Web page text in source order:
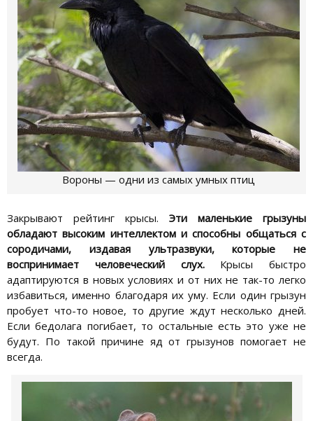
Вороны — одни из самых умных птиц
Закрывают рейтинг крысы. Эти маленькие грызуны
обладают высоким интеллектом и способны общаться с
сородичами, издавая ультразвуки, которые не
воспринимает человеческий слух.Крысы быстро
адаптируются в новых условиях и от них не так-то легко
избавиться, именно благодаря их уму. Если один грызун
пробует что-то новое, то другие ждут несколько дней.
Если бедолага погибает, то остальные есть это уже не
будут. По такой причине яд от грызунов помогает не
всегда.